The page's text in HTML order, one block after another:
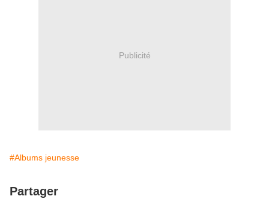
Publicité
#Albums jeunesse
Partager